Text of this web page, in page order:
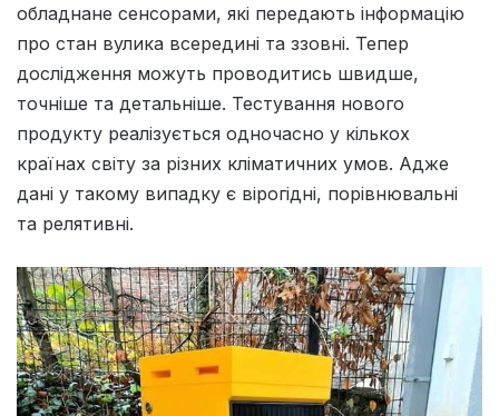
обладнане сенсорами, які передають інформацію
про стан вулика всередині та ззовні. Тепер
дослідження можуть проводитись швидше,
точніше та детальніше. Тестування нового
продукту реалізується одночасно у кількох
країнах світу за різних кліматичних умов. Адже
дані у такому випадку є вірогідні, порівнювальні
та релятивні.